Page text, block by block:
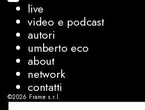
live
video e podcast
autori
umberto eco
about
network
contatti
©2026 Frame s.r.l.
P.IVA 08927250962